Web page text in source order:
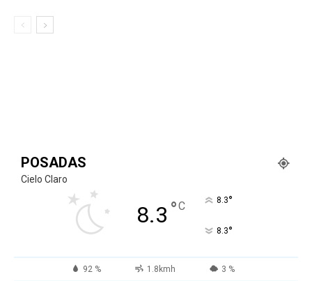
POSADAS
Cielo Claro
8.3 °C 8.3°
8.3°
92 % 1.8kmh 3 %